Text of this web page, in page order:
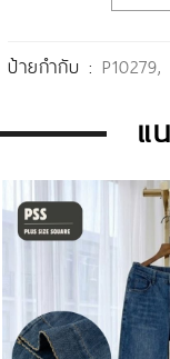
ป้ายกำกับ :P10279
แ